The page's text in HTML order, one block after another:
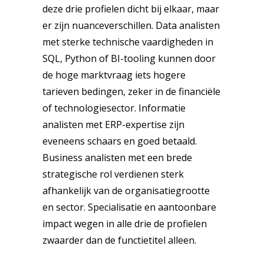
deze drie profielen dicht bij elkaar, maar
er zijn nuanceverschillen. Data analisten
met sterke technische vaardigheden in
SQL, Python of BI-tooling kunnen door
de hoge marktvraag iets hogere
tarieven bedingen, zeker in de financiële
of technologiesector. Informatie
analisten met ERP-expertise zijn
eveneens schaars en goed betaald.
Business analisten met een brede
strategische rol verdienen sterk
afhankelijk van de organisatiegrootte
en sector. Specialisatie en aantoonbare
impact wegen in alle drie de profielen
zwaarder dan de functietitel alleen.